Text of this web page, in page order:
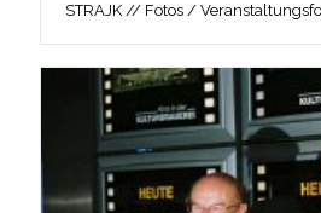
STRAJK // Fotos /